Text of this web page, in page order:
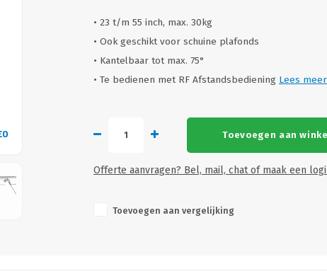
VIDEO
• 23 t/m 55 inch, max. 30kg
• Ook geschikt voor schuine plafonds
• Kantelbaar tot max. 75°
• Te bedienen met RF Afstandsbediening Lees meer
Toevoegen aan
Offerte aanvragen? Bel, mail, chat of maak een
Toevoegen aan vergelijking